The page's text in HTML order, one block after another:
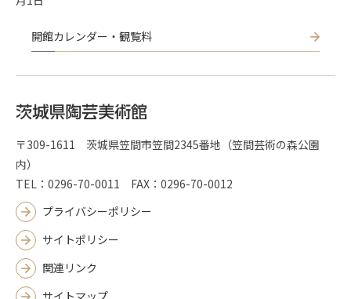
開館カレンダー・観覧料
〒309-1611 茨城県笠間市笠間2345番地（笠間芸術の森公園
内）
TEL：0296-70-0011 FAX：0296-70-0012
プライバシーポリシー
サイトポリシー
関連リンク